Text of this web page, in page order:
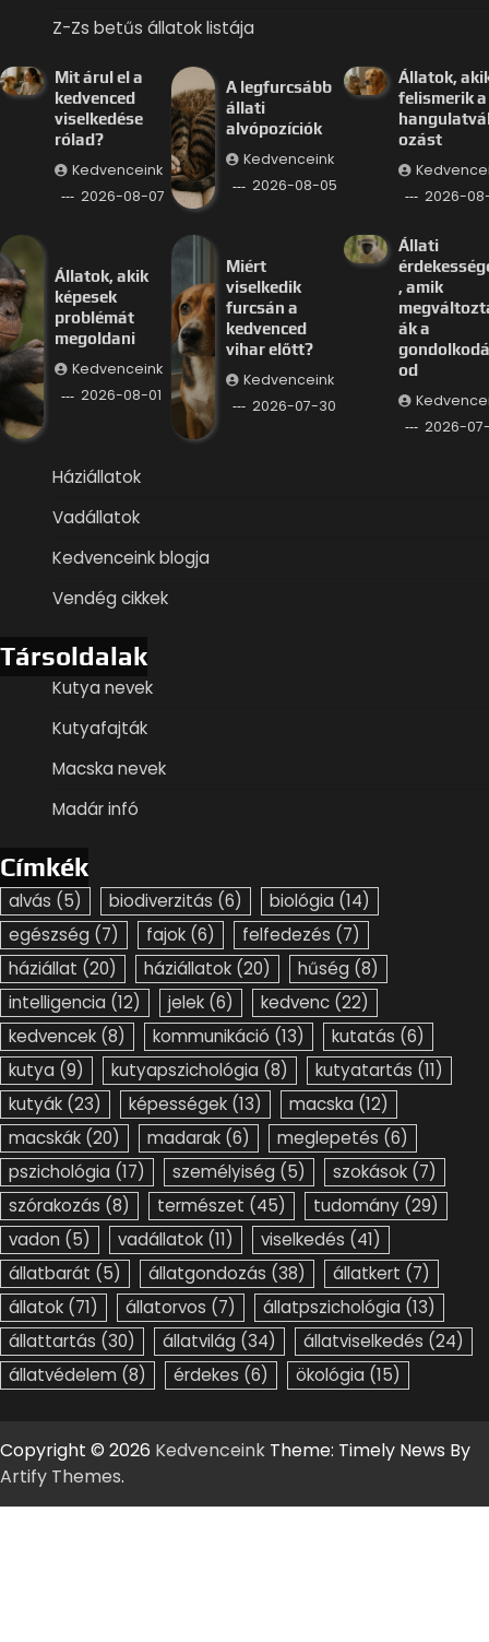
Z-Zs betűs állatok listája
Mit árul el a
kedvenced
viselkedése
rólad?
Kedvenceink
2026-08-07
A legfurcsább
állati
alvópozíciók
Kedvenceink
2026-08-05
Állatok,
felismerik a
ozást
2026-
Állatok, akik
képesek
problémát
megoldani
Kedvenceink
2026-08-01
Miért
viselkedik
furcsán a
kedvenced
vihar előtt?
Kedvenceink
2026-07-30
Állati
, amik
ák a
od
2026-
Háziállatok
Vadállatok
Kedvenceink blogja
Vendég cikkek
Társoldalak
Kutya nevek
Kutyafajták
Macska nevek
Madár infó
Címkék
alvás (5) biodiverzitás (6) biológia (14)
egészség (7) fajok (6) felfedezés (7)
háziállat (20) háziállatok (20) hűség (8)
intelligencia (12) jelek (6) kedvenc (22)
kedvencek (8) kommunikáció (13) kutatás (6)
kutya (9) kutyapszichológia (8) kutyatartás (11)
kutyák (23) képességek (13) macska (12)
macskák (20) madarak (6) meglepetés (6)
pszichológia (17) személyiség (5) szokások (7)
szórakozás (8) természet (45) tudomány (29)
vadon (5) vadállatok (11) viselkedés (41)
állatbarát (5) állatgondozás (38) állatkert (7)
állatok (71) állatorvos (7) állatpszichológia (13)
állattartás (30) állatvilág (34) állatviselkedés (24)
állatvédelem (8) érdekes (6) ökológia (15)
Copyright © 2026 Kedvenceink Theme: Timely News By
Artify Themes.